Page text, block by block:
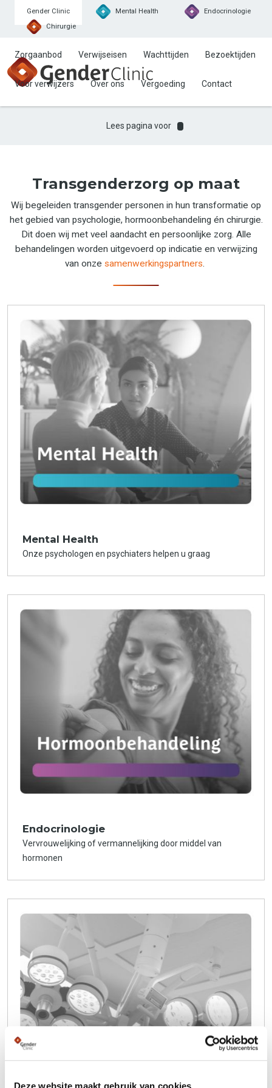
Deze website maakt gebruik van cookies
Gender Clinic Mental Health
Endocrinologie
Chirurgie
Zorgaanbod Verwijseisen Wachttijden Bezoektijden
Voor verwijzers Over ons Vergoeding Contact
Lees pagina voor
Transgenderzorg op maat
Wij begeleiden transgender personen in hun transformatie op
het gebied van psychologie, hormoonbehandeling én chirurgie.
Dit doen wij met veel aandacht en persoonlijke zorg. Alle
behandelingen worden uitgevoerd op indicatie en verwijzing
van onze samenwerkingspartners.
Mental Health
Onze psychologen en psychiaters helpen u graag
Endocrinologie
Vervrouwelijking of vermannelijking door middel van
hormonen